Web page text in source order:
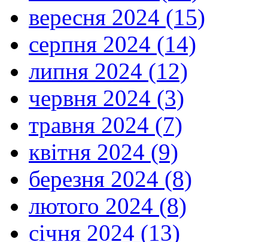
вересня 2024 (15)
серпня 2024 (14)
липня 2024 (12)
червня 2024 (3)
травня 2024 (7)
квітня 2024 (9)
березня 2024 (8)
лютого 2024 (8)
січня 2024 (13)